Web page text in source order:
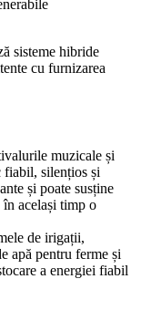
sisteme hibride
cu furnizarea
muzicale și
fiabil, silențios și
și poate susține
în același timp o
de irigații,
apă pentru ferme și
a energiei fiabil